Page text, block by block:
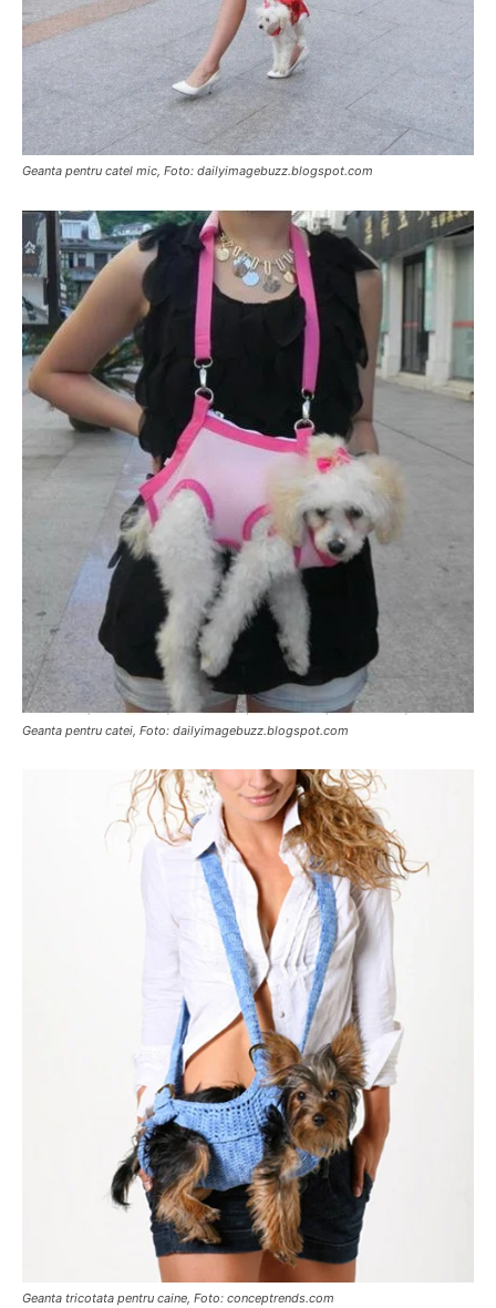
Geanta pentru catel mic, Foto: dailyimagebuzz.blogspot.com
Geanta pentru catei, Foto: dailyimagebuzz.blogspot.com
Geanta tricotata pentru caine, Foto: conceptrends.com